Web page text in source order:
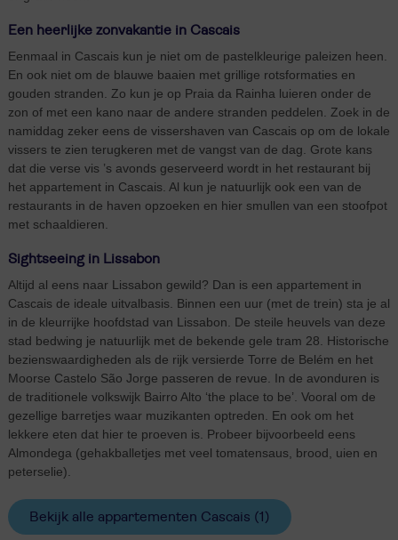
Een heerlijke zonvakantie in Cascais
Eenmaal in Cascais kun je niet om de pastelkleurige paleizen heen.
En ook niet om de blauwe baaien met grillige rotsformaties en
gouden stranden. Zo kun je op Praia da Rainha luieren onder de
zon of met een kano naar de andere stranden peddelen. Zoek in de
namiddag zeker eens de vissershaven van Cascais op om de lokale
vissers te zien terugkeren met de vangst van de dag. Grote kans
dat die verse vis ’s avonds geserveerd wordt in het restaurant bij
het appartement in Cascais. Al kun je natuurlijk ook een van de
restaurants in de haven opzoeken en hier smullen van een stoofpot
met schaaldieren.
Sightseeing in Lissabon
Altijd al eens naar Lissabon gewild? Dan is een appartement in
Cascais de ideale uitvalbasis. Binnen een uur (met de trein) sta je al
in de kleurrijke hoofdstad van Lissabon. De steile heuvels van deze
stad bedwing je natuurlijk met de bekende gele tram 28. Historische
bezienswaardigheden als de rijk versierde Torre de Belém en het
Moorse Castelo São Jorge passeren de revue. In de avonduren is
de traditionele volkswijk Bairro Alto ‘the place to be’. Vooral om de
gezellige barretjes waar muzikanten optreden. En ook om het
lekkere eten dat hier te proeven is. Probeer bijvoorbeeld eens
Almondega (gehakballetjes met veel tomatensaus, brood, uien en
peterselie).
Bekijk alle appartementen Cascais (1)